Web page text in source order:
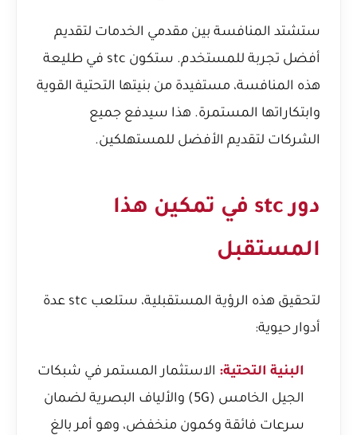
ستشتد المنافسة بين مقدمي الخدمات لتقديم
أفضل تجربة للمستخدم. ستكون stc في طليعة
هذه المنافسة، مستفيدة من بنيتها التحتية القوية
وابتكاراتها المستمرة. هذا سيدفع جميع
الشركات لتقديم الأفضل للمستهلكين.
دور stc في تمكين هذا
المستقبل
لتحقيق هذه الرؤية المستقبلية، ستلعب stc عدة
أدوار حيوية:
البنية التحتية: الاستثمار المستمر في شبكات
الجيل الخامس (5G) والألياف البصرية لضمان
سرعات فائقة وكمون منخفض، وهو أمر بالغ